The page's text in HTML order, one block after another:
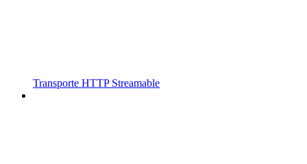
Transporte HTTP Streamable